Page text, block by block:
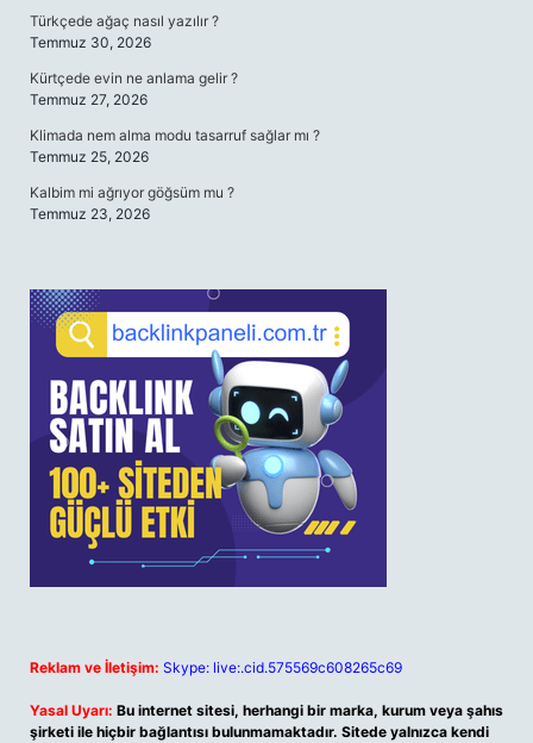
Türkçede ağaç nasıl yazılır ?
Temmuz 30, 2026
Kürtçede evin ne anlama gelir ?
Temmuz 27, 2026
Klimada nem alma modu tasarruf sağlar mı ?
Temmuz 25, 2026
Kalbim mi ağrıyor göğsüm mu ?
Temmuz 23, 2026
Reklam ve İletişim: Skype: live:.cid.575569c608265c69
Yasal Uyarı: Bu internet sitesi, herhangi bir marka, kurum veya şahıs
şirketi ile hiçbir bağlantısı bulunmamaktadır. Sitede yalnızca kendi